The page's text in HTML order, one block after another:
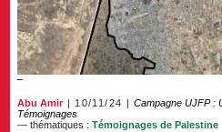
Abu Amir 10/11/24 Campagne UJFP :
Témoignages
— thématiques :Témoignages de Palestine